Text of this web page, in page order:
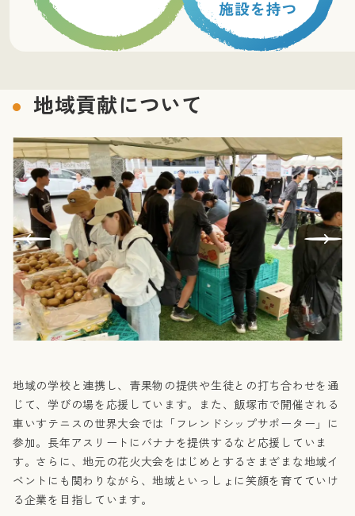
地域貢献について
地域の学校と連携し、青果物の提供や生徒との打ち合わせを通
じて、学びの場を応援しています。また、飯塚市で開催される
車いすテニスの世界大会では「フレンドシップサポーター」に
参加。長年アスリートにバナナを提供するなど応援していま
す。さらに、地元の花火大会をはじめとするさまざまな地域イ
ベントにも関わりながら、地域といっしょに笑顔を育てていけ
る企業を目指しています。